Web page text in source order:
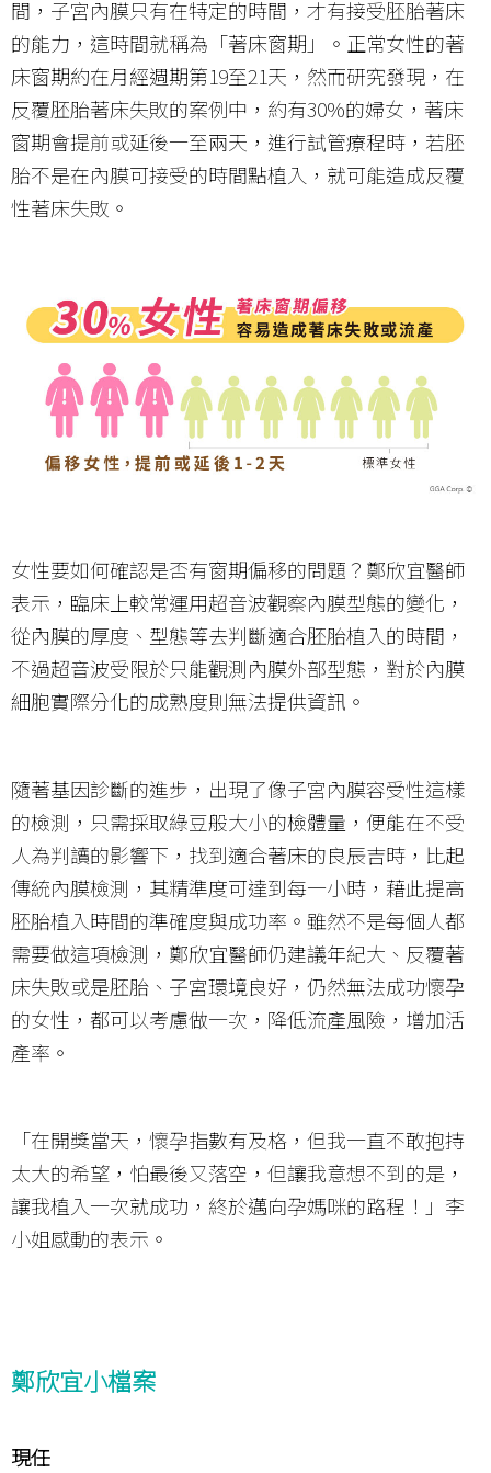
間，子宮內膜只有在特定的時間，才有接受胚胎著床
的能力，這時間就稱為「著床窗期」。正常女性的著
床窗期約在月經週期第19至21天，然而研究發現，在
反覆胚胎著床失敗的案例中，約有30%的婦女，著床
窗期會提前或延後一至兩天，進行試管療程時，若胚
胎不是在內膜可接受的時間點植入，就可能造成反覆
性著床失敗。
女性要如何確認是否有窗期偏移的問題？鄭欣宜醫師
表示，臨床上較常運用超音波觀察內膜型態的變化，
從內膜的厚度、型態等去判斷適合胚胎植入的時間，
不過超音波受限於只能觀測內膜外部型態，對於內膜
細胞實際分化的成熟度則無法提供資訊。
隨著基因診斷的進步，出現了像子宮內膜容受性這樣
的檢測，只需採取綠豆般大小的檢體量，便能在不受
人為判讀的影響下，找到適合著床的良辰吉時，比起
傳統內膜檢測，其精準度可達到每一小時，藉此提高
胚胎植入時間的準確度與成功率。雖然不是每個人都
需要做這項檢測，鄭欣宜醫師仍建議年紀大、反覆著
床失敗或是胚胎、子宮環境良好，仍然無法成功懷孕
的女性，都可以考慮做一次，降低流產風險，增加活
產率。
「在開獎當天，懷孕指數有及格，但我一直不敢抱持
太大的希望，怕最後又落空，但讓我意想不到的是，
讓我植入一次就成功，終於邁向孕媽咪的路程！」李
小姐感動的表示。
鄭欣宜小檔案
現任